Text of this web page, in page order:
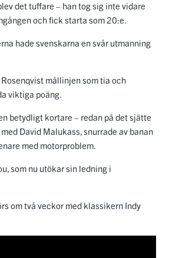
det tuffare – han tog sig inte vidare
och fick starta som 20:e.
hade svenskarna en svår utmanning
mållinjen som tia och
viktiga poäng.
betydligt kortare – redan på det sjätte
David Malukass, snurrade av banan
med motorproblem.
som nu utökar sin ledning i
om två veckor med klassikern Indy